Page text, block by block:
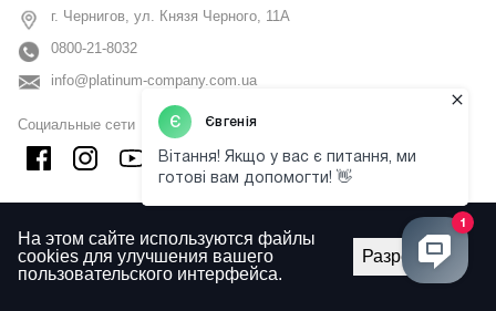
г. Чернигов, ул. Князя Черного, 11А
0800-21-8032
info@platinum-company.com.ua
Социальные сети
VALESO © 2009 - 2026
На этом сайте используются файлы
cookies для улучшения вашего
пользовательского интерфейса.
Разрешить